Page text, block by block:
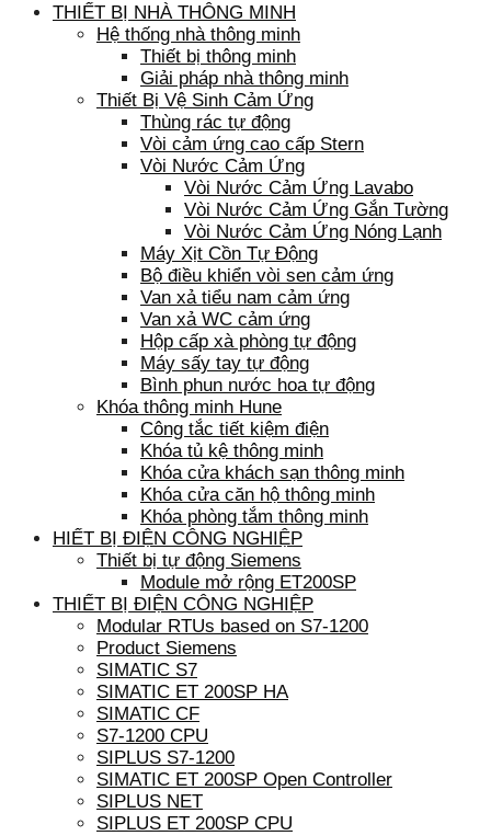
THIẾT BỊ NHÀ THÔNG MINH
Hệ thống nhà thông minh
Thiết bị thông minh
Giải pháp nhà thông minh
Thiết Bị Vệ Sinh Cảm Ứng
Thùng rác tự động
Vòi cảm ứng cao cấp Stern
Vòi Nước Cảm Ứng
Vòi Nước Cảm Ứng Lavabo
Vòi Nước Cảm Ứng Gắn Tường
Vòi Nước Cảm Ứng Nóng Lạnh
Máy Xịt Cồn Tự Động
Bộ điều khiển vòi sen cảm ứng
Van xả tiểu nam cảm ứng
Van xả WC cảm ứng
Hộp cấp xà phòng tự động
Máy sấy tay tự động
Bình phun nước hoa tự động
Khóa thông minh Hune
Công tắc tiết kiệm điện
Khóa tủ kệ thông minh
Khóa cửa khách sạn thông minh
Khóa cửa căn hộ thông minh
Khóa phòng tắm thông minh
HIẾT BỊ ĐIỆN CÔNG NGHIỆP
Thiết bị tự động Siemens
Module mở rộng ET200SP
THIẾT BỊ ĐIỆN CÔNG NGHIỆP
Modular RTUs based on S7-1200
Product Siemens
SIMATIC S7
SIMATIC ET 200SP HA
SIMATIC CF
S7-1200 CPU
SIPLUS S7-1200
SIMATIC ET 200SP Open Controller
SIPLUS NET
SIPLUS ET 200SP CPU